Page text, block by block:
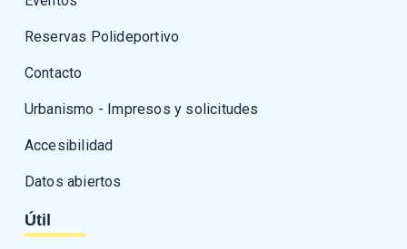
Reservas Polideportivo
Contacto
Urbanismo - Impresos y solicitudes
Accesibilidad
Datos abiertos
Útil